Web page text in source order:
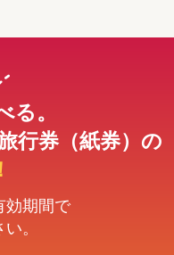
る。
行券（紙券）の
効期間で
。